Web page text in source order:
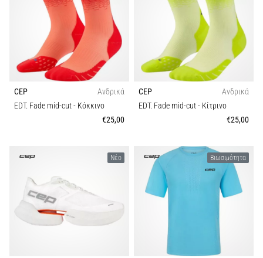
άρθρων
CEP
Ανδρικά
EDT. Fade mid-cut- Κόκκινο
€25,00
CEP
Ανδρικά
EDT. Fade mid-cut- Κίτρινο
€25,00
Νέο Βιωσιμότητα